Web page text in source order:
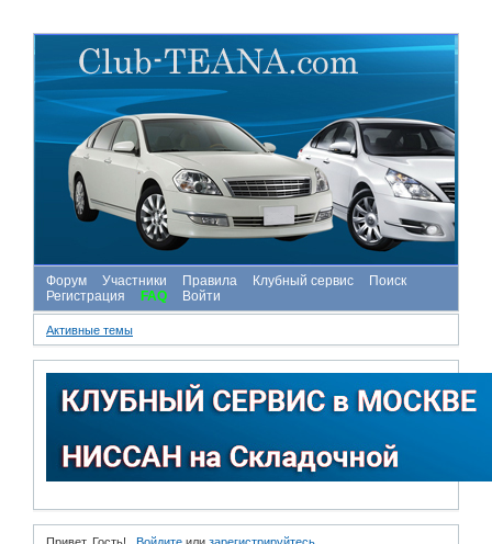
Форум Участники Правила Клубный сервис
Поиск
Регистрация
FAQ Войти
Активные темы